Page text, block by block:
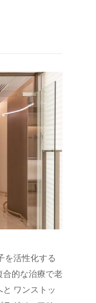
を活性化する
的な治療で老
ワンストッ